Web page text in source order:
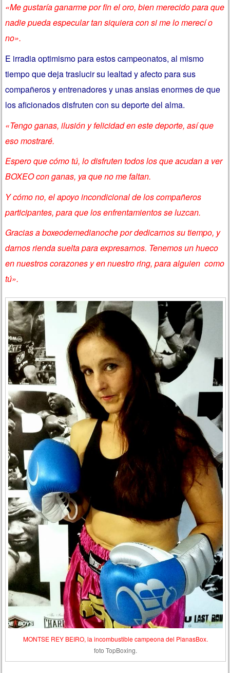
«Me gustaría ganarme por fin el oro, bien merecido para que
nadie pueda especular tan siquiera con si me lo merecí o
no».
E irradia optimismo para estos campeonatos, al mismo
tiempo que deja traslucir su lealtad y afecto para sus
compañeros y entrenadores y unas ansias enormes de que
los aficionados disfruten con su deporte del alma.
«Tengo ganas, ilusión y felicidad en este deporte, así que
eso mostraré.
Espero que cómo tú, lo disfruten todos los que acudan a ver
BOXEO con ganas, ya que no me faltan.
Y cómo no, el apoyo incondicional de los compañeros
participantes, para que los enfrentamientos se luzcan.
Gracias a boxeodemedianoche por dedicarnos su tiempo, y
darnos rienda suelta para expresarnos. Tenemos un hueco
en nuestros corazones y en nuestro ring, para alguien como
tú».
MONTSE REY BEIRO, la incombustible campeona del PlanasBox.
foto TopBoxing.